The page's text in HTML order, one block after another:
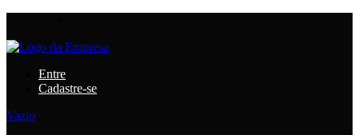
Entre
Cadastre-se
Vazio